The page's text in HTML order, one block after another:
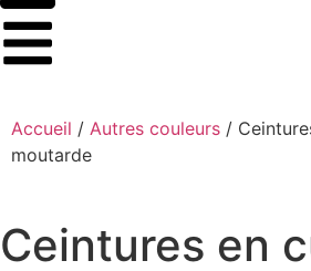
Accueil / Autres couleurs /
moutarde
Ceintures en